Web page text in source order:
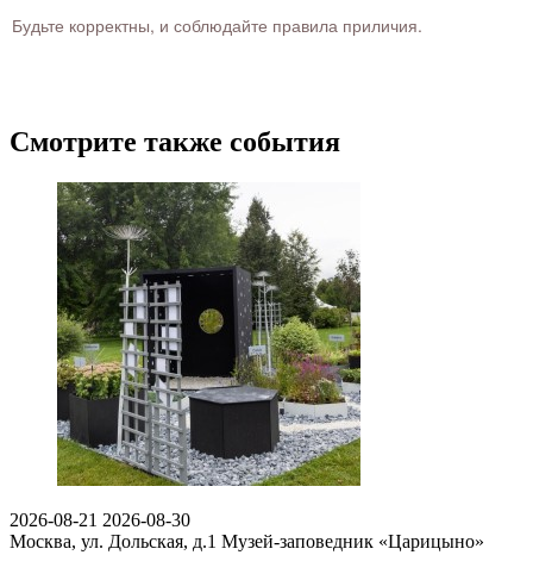
Будьте корректны, и соблюдайте правила приличия.
Смотрите также события
2026-08-21 2026-08-30
Москва, ул. Дольская, д.1 Музей-заповедник «Царицыно»